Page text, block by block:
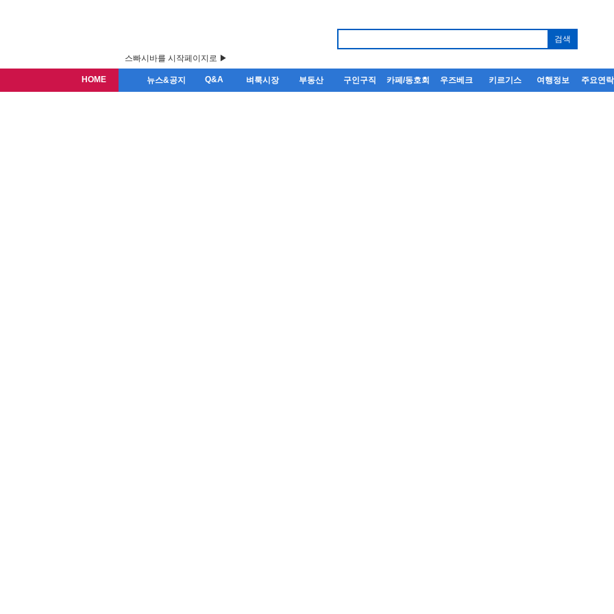
스빠시바를 시작페이지로 ▶
HOME 뉴스&공지 Q&A 벼룩시장 부동산 구인구직 카페/동호회 우즈베크 키르기스 여행정보 주요연